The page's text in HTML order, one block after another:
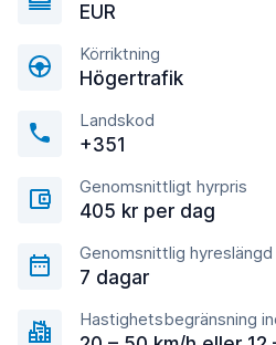
EUR
Körriktning
Högertrafik
Landskod
+351
Genomsnittligt hyrpris
405 kr per dag
Genomsnittlig hyreslängd
7 dagar
Hastighetsbegränsning